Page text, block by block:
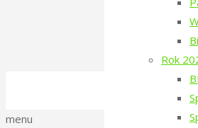
Rok
©2016-2026
Polityka
menu